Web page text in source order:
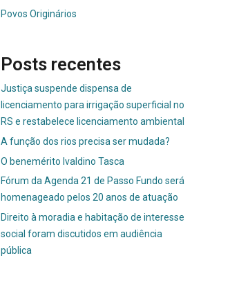
Povos Originários
Posts recentes
Justiça suspende dispensa de
licenciamento para irrigação superficial no
RS e restabelece licenciamento ambiental
A função dos rios precisa ser mudada?
O benemérito Ivaldino Tasca
Fórum da Agenda 21 de Passo Fundo será
homenageado pelos 20 anos de atuação
Direito à moradia e habitação de interesse
social foram discutidos em audiência
pública